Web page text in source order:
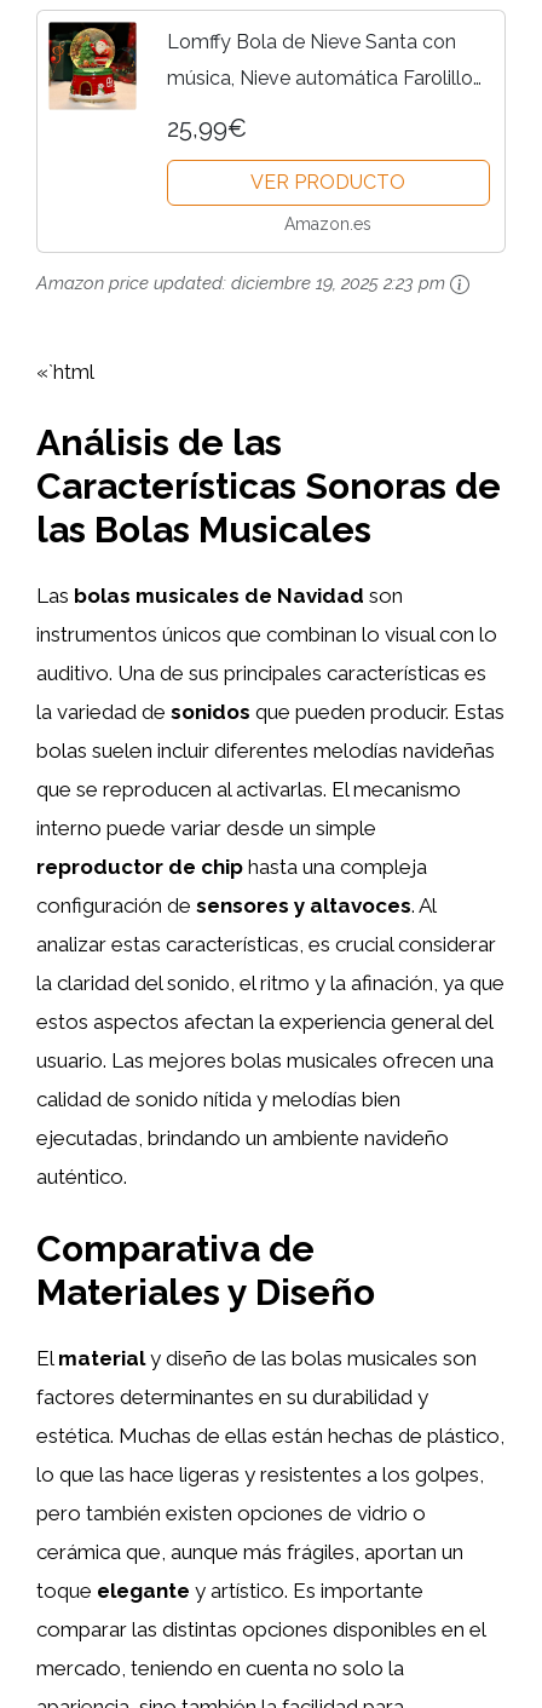
Lomffy Bola de Nieve Santa con
música, Nieve automática Farolillo
Navidad Globo de Nieve colores
bola de nieve Luz de Noche...
25,99€
VER PRODUCTO
Amazon.es
Amazon price updated: diciembre 19, 2025 2:23 pm
«`html
Análisis de las
Características Sonoras de
las Bolas Musicales
Las bolas musicales de Navidad son
instrumentos únicos que combinan lo visual con lo
auditivo. Una de sus principales características es
la variedad de sonidos que pueden producir. Estas
bolas suelen incluir diferentes melodías navideñas
que se reproducen al activarlas. El mecanismo
interno puede variar desde un simple
reproductor de chip hasta una compleja
configuración de sensores y altavoces. Al
analizar estas características, es crucial considerar
la claridad del sonido, el ritmo y la afinación, ya que
estos aspectos afectan la experiencia general del
usuario. Las mejores bolas musicales ofrecen una
calidad de sonido nítida y melodías bien
ejecutadas, brindando un ambiente navideño
auténtico.
Comparativa de
Materiales y Diseño
El materialy diseño de las bolas musicales son
factores determinantes en su durabilidad y
estética. Muchas de ellas están hechas de plástico,
lo que las hace ligeras y resistentes a los golpes,
pero también existen opciones de vidrio o
cerámica que, aunque más frágiles, aportan un
toque elegante y artístico. Es importante
comparar las distintas opciones disponibles en el
mercado, teniendo en cuenta no solo la